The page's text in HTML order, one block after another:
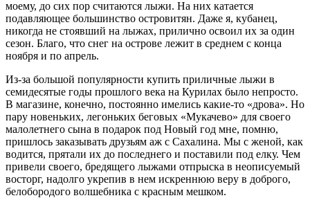
моему, до сих пор считаются лыжи. На них катается
подавляющее большинство островитян. Даже я, кубанец,
никогда не стоявший на лыжах, прилично освоил их за один
сезон. Благо, что снег на острове лежит в среднем с конца
ноября и по апрель.
Из-за большой популярности купить приличные лыжи в
семидесятые годы прошлого века на Курилах было непросто.
В магазине, конечно, постоянно имелись какие-то «дрова». Но
пару новеньких, легоньких беговых «Мукачево» для своего
малолетнего сына в подарок под Новый год мне, помню,
пришлось заказывать друзьям аж с Сахалина. Мы с женой, как
водится, прятали их до последнего и поставили под елку. Чем
привели своего, бредящего лыжами отпрыска в неописуемый
восторг, надолго укрепив в нем искреннюю веру в доброго,
белобородого волшебника с красным мешком.